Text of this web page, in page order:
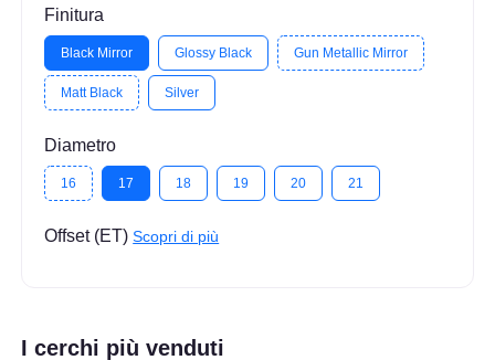
Finitura
Black Mirror Glossy Black Gun Metallic Mirror
Matt Black Silver
Diametro
16 17 18 19 20 21
Offset (ET)Scopri di più
I cerchi più venduti